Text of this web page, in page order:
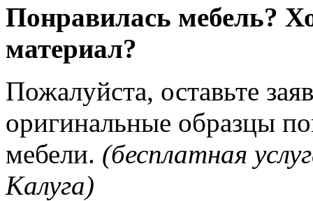
Понравилась мебель?
материал?
Пожалуйста, оставьте
оригинальные образцы
мебели. (бесплатная
Калуга)